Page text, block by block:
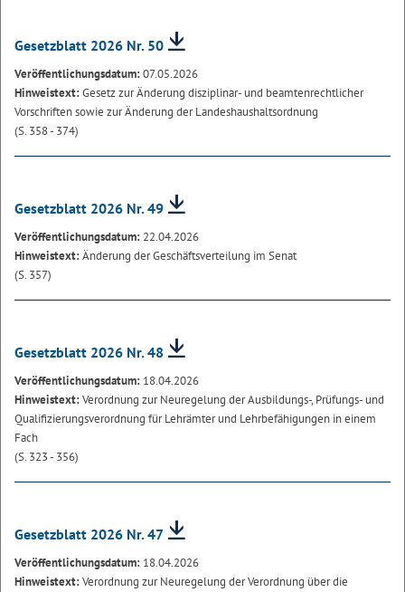
Gesetzblatt 2026 Nr. 50
Veröffentlichungsdatum:07.05.2026
Hinweistext:Gesetz zur Änderung disziplinar- und beamtenrechtlicher
Vorschriften sowie zur Änderung der Landeshaushaltsordnung
(S. 358 - 374)
Gesetzblatt 2026 Nr. 49
Veröffentlichungsdatum: 22.04.2026
Hinweistext:Änderung der Geschäftsverteilung im Senat
(S. 357)
Gesetzblatt 2026 Nr. 48
Veröffentlichungsdatum: 18.04.2026
Hinweistext:Verordnung zur Neuregelung der Ausbildungs-, Prüfungs- und
Qualifizierungsverordnung für Lehrämter und Lehrbefähigungen in einem
Fach
(S. 323 - 356)
Gesetzblatt 2026 Nr. 47
Veröffentlichungsdatum: 18.04.2026
Hinweistext:Verordnung zur Neuregelung der Verordnung über die